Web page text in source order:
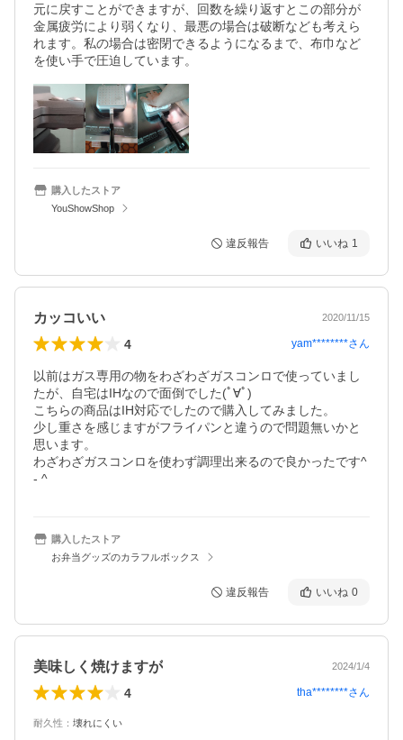
元に戻すことができますが、回数を繰り返すとこの部分が
金属疲労により弱くなり、最悪の場合は破断なども考えら
れます。私の場合は密閉できるようになるまで、布巾など
を使い手で圧迫しています。
購入したストア
YouShowShop
違反報告 いいね 1
カッコいい 2020/11/15
4 yam********さん
以前はガス専用の物をわざわざガスコンロで使っていまし
たが、自宅はIHなので面倒でした(ﾟ∀ﾟ)
こちらの商品はIH対応でしたので購入してみました。
少し重さを感じますがフライパンと違うので問題無いかと
思います。
わざわざガスコンロを使わず調理出来るので良かったです^
- ^
購入したストア
お弁当グッズのカラフルボックス
違反報告 いいね 0
美味しく焼けますが 2024/1/4
4 tha********さん
耐久性 ： 壊れにくい